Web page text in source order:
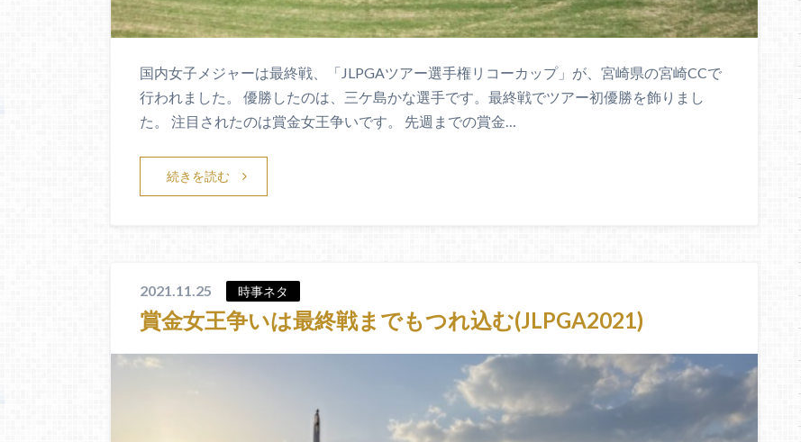
国内女子メジャーは最終戦、「JLPGAツアー選手権リコーカップ」が、宮崎県の宮崎CCで
行われました。 優勝したのは、三ケ島かな選手です。最終戦でツアー初優勝を飾りまし
た。 注目されたのは賞金女王争いです。 先週までの賞金…
続きを読む
2021.11.25 時事ネタ
賞金女王争いは最終戦までもつれ込む(JLPGA2021)